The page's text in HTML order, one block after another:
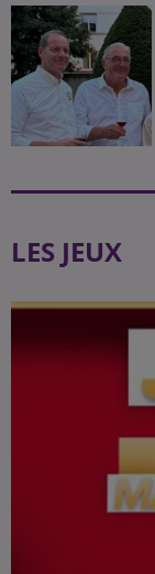
LES JEUX